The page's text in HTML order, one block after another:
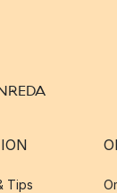
Tips